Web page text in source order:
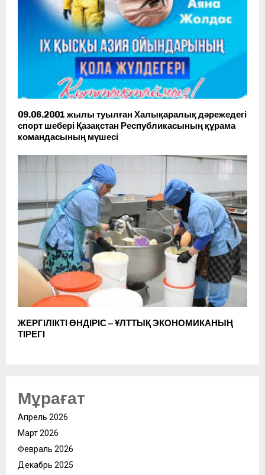
09.06.2001 жылы туылған Халықаралық дәрежедегі
спорт шебері Қазақстан Республикасының құрама
командасының мүшесі
ЖЕРГІЛІКТІ ӨНДІРІС – ҰЛТТЫҚ ЭКОНОМИКАНЫҢ
ТІРЕГІ
Мұрағат
Апрель 2026
Март 2026
Февраль 2026
Декабрь 2025